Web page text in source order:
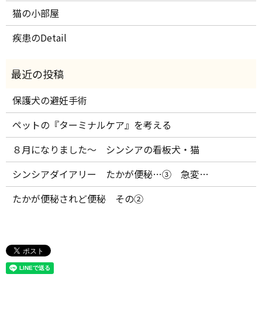
猫の小部屋
疾患のDetail
保護犬の避妊手術
ペットの『ターミナルケア』を考える
８月になりました～ シンシアの看板犬・猫
シンシアダイアリー たかが便秘…③ 急変…
たかが便秘されど便秘 その②